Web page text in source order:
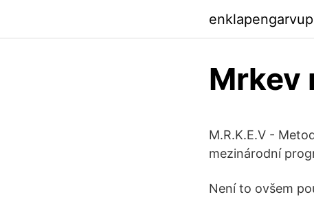
Mrkev
M.R.K.E.V -
mezinárodní
Není to ovšem